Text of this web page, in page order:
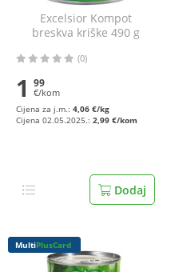
Excelsior Kompot
breskva kriške 490 g
(0)
1 99
€/kom
Cijena za j.m.: 4,06 €/kg
Cijena 02.05.2025.: 2,99 €/kom
Dodaj
MultiPlusCard